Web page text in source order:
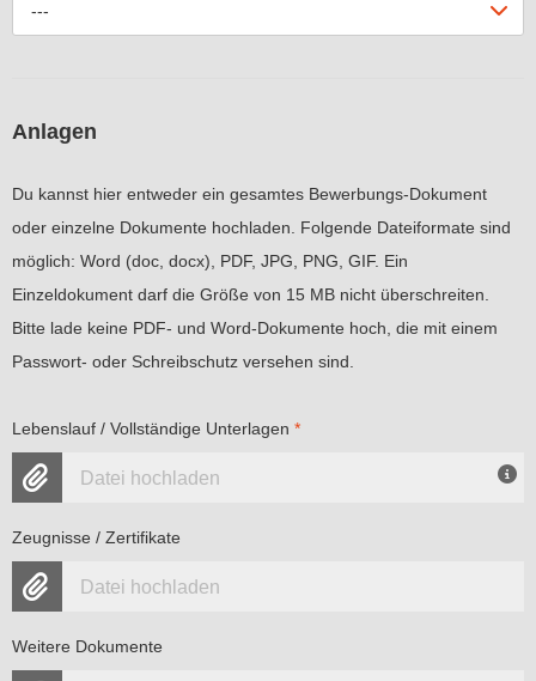
---
Anlagen
Du kannst hier entweder ein gesamtes Bewerbungs-Dokument
oder einzelne Dokumente hochladen. Folgende Dateiformate sind
möglich: Word (doc, docx), PDF, JPG, PNG, GIF. Ein
Einzeldokument darf die Größe von 15 MB nicht überschreiten.
Bitte lade keine PDF- und Word-Dokumente hoch, die mit einem
Passwort- oder Schreibschutz versehen sind.
Lebenslauf / Vollständige Unterlagen *
Datei hochladen
Zeugnisse / Zertifikate
Datei hochladen
Weitere Dokumente